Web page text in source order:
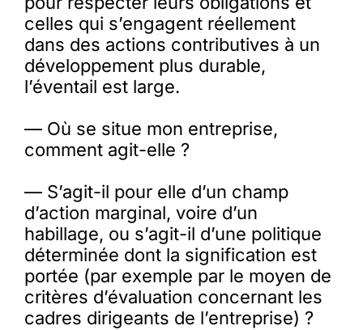
celles qui s’engagent réellement
dans des actions contributives à un
développement plus durable,
l’éventail est large.
— Où se situe mon entreprise,
comment agit-elle ?
— S’agit-il pour elle d’un champ
d’action marginal, voire d’un
habillage, ou s’agit-il d’une politique
déterminée dont la signification est
portée (par exemple par le moyen de
critères d’évaluation concernant les
cadres dirigeants de l’entreprise) ?